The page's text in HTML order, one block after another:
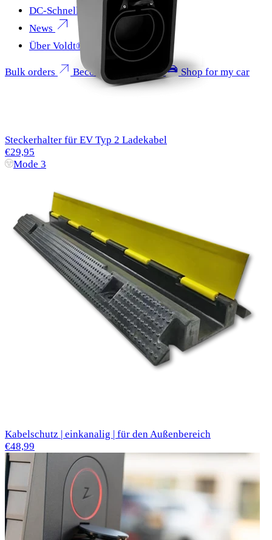
DC-Schnellladen
News
Über Voldt®
Bulk orders Become a partner Shop for my car
Steckerhalter für EV Typ 2 Ladekabel
€29,95
Mode 3
Kabelschutz | einkanalig | für den Außenbereich
€48,99